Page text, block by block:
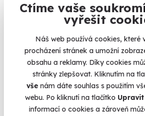
Ctíme vaše
vyřešit
Náš web používá cookies, které
procházení stránek a umožní
obsahu a reklamy. Díky cookies
stránky zlepšovat. Kliknutím na
vše nám dáte souhlas s použitím
webu. Po kliknutí na tlačítko Upravit
informací o cookies a zároveň
Jízda ve Fordu Mustang GT
paket
Svítivě zelený americký muscle car jen